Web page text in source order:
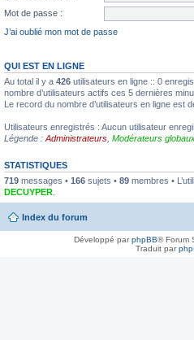
Mot de passe :
J’ai oublié mon mot de passe
QUI EST EN LIGNE
Au total il y a 426 utilisateurs en ligne :: 0
nombre d’utilisateurs actifs ces 5 dernières
Le record du nombre d’utilisateurs en ligne est
Utilisateurs enregistrés : Aucun utilisateur
Légende : Administrateurs Modérateurs
STATISTIQUES
719 messages • 166 sujets • 89 membres •
DECUYPER
Index du forum
Développé parphpBB® Forum
Traduit par